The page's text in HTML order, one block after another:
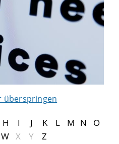
überspringen
H I J K L M N
O
W X Y Z